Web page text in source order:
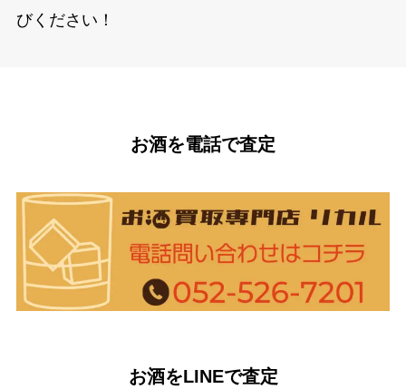
びください！
お酒を電話で査定
お酒をLINEで査定